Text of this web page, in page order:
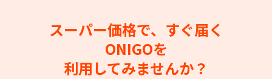
スーパー価格で、すぐ届く
ONIGOを
利用してみませんか？